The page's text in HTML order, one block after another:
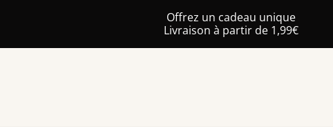
Offrez un cadeau unique
Livraison à partir de 1,99€